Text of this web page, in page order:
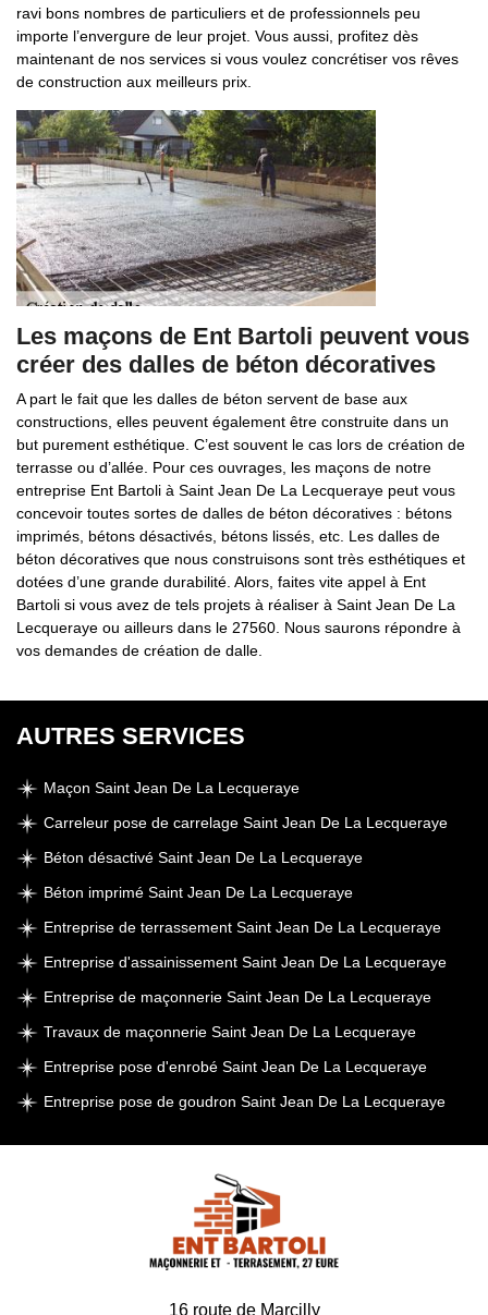
ravi bons nombres de particuliers et de professionnels peu
importe l’envergure de leur projet. Vous aussi, profitez dès
maintenant de nos services si vous voulez concrétiser vos rêves
de construction aux meilleurs prix.
Les maçons de Ent Bartoli peuvent vous
créer des dalles de béton décoratives
A part le fait que les dalles de béton servent de base aux
constructions, elles peuvent également être construite dans un
but purement esthétique. C’est souvent le cas lors de création de
terrasse ou d’allée. Pour ces ouvrages, les maçons de notre
entreprise Ent Bartoli à Saint Jean De La Lecqueraye peut vous
concevoir toutes sortes de dalles de béton décoratives : bétons
imprimés, bétons désactivés, bétons lissés, etc. Les dalles de
béton décoratives que nous construisons sont très esthétiques et
dotées d’une grande durabilité. Alors, faites vite appel à Ent
Bartoli si vous avez de tels projets à réaliser à Saint Jean De La
Lecqueraye ou ailleurs dans le 27560. Nous saurons répondre à
vos demandes de création de dalle.
AUTRES SERVICES
Maçon Saint Jean De La Lecqueraye
Carreleur pose de carrelage Saint Jean De La Lecqueraye
Béton désactivé Saint Jean De La Lecqueraye
Béton imprimé Saint Jean De La Lecqueraye
Entreprise de terrassement Saint Jean De La Lecqueraye
Entreprise d'assainissement Saint Jean De La Lecqueraye
Entreprise de maçonnerie Saint Jean De La Lecqueraye
Travaux de maçonnerie Saint Jean De La Lecqueraye
Entreprise pose d'enrobé Saint Jean De La Lecqueraye
Entreprise pose de goudron Saint Jean De La Lecqueraye
16 route de Marcilly